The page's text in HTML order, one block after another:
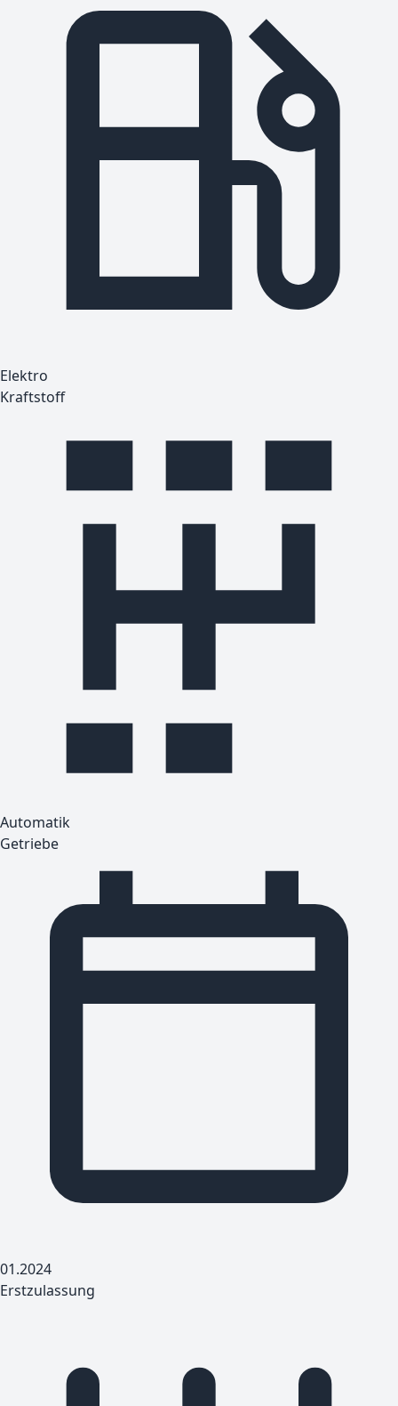
Elektro
Kraftstoff
Automatik
Getriebe
01.2024
Erstzulassung